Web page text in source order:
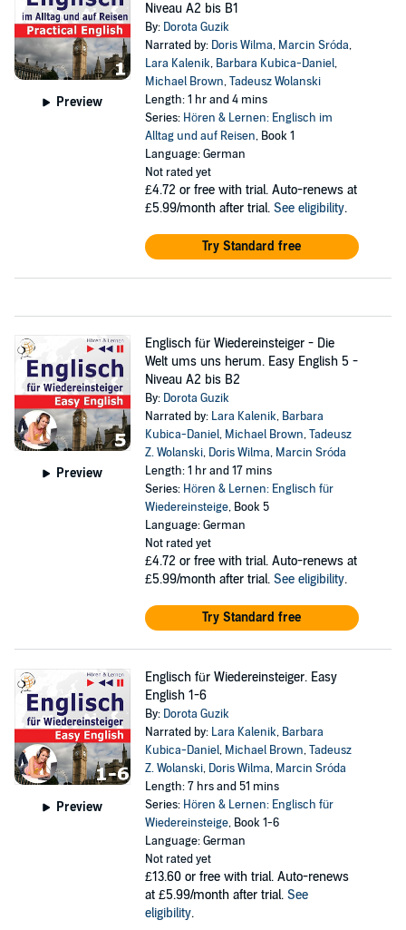
Preview
Niveau A2 bis B1
By: Dorota Guzik
Narrated by: Doris Wilma, Marcin Sróda,
Lara Kalenik, Barbara Kubica-Daniel,
Michael Brown,Tadeusz Wolanski
Length: 1 hr and 4 mins
Series: Hören & Lernen: Englisch im
Alltag und auf Reisen, Book 1
Language: German
Not rated yet
£4.72 or free with trial. Auto-renews at
£5.99/month after trial. See eligibility.
Try Standard free
Preview
Englisch für Wiedereinsteiger - Die
Welt ums uns herum. Easy English 5 -
Niveau A2 bis B2
By: Dorota Guzik
Narrated by: Lara Kalenik, Barbara
Kubica-Daniel, Michael Brown,Tadeusz
Z. Wolanski, Doris Wilma, Marcin Sróda
Length: 1 hr and 17 mins
Series: Hören & Lernen: Englisch für
Wiedereinsteige, Book 5
Language: German
Not rated yet
£4.72 or free with trial. Auto-renews at
£5.99/month after trial. See eligibility.
Try Standard free
Preview
Englisch für Wiedereinsteiger. Easy
English 1-6
By: Dorota Guzik
Narrated by: Lara Kalenik, Barbara
Kubica-Daniel, Michael Brown,Tadeusz
Z. Wolanski, Doris Wilma, Marcin Sróda
Length: 7 hrs and 51 mins
Series: Hören & Lernen: Englisch für
Wiedereinsteige, Book 1-6
Language: German
Not rated yet
£13.60 or free with trial. Auto-renews
at £5.99/month after trial. See
eligibility.